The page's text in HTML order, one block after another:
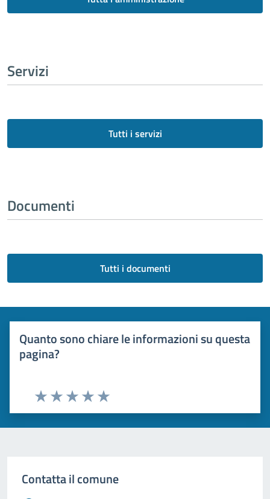
Servizi
Tutti i servizi
Documenti
Tutti i documenti
Quanto sono chiare le informazioni su questa
pagina?
Valuta 5 stelle su 5
Valuta 4 stelle su 5
Valuta 3 stelle su 5
Valuta 2 stelle su 5
Valuta 1 stelle su 5
Contatta il comune